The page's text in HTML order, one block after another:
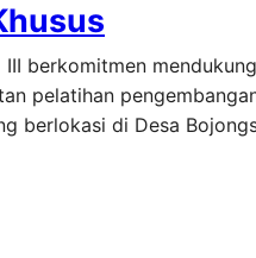
berkomitmen
pelatihan
berlokasi di Desa